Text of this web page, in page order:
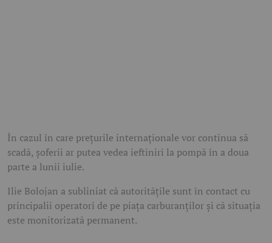
În cazul în care prețurile internaționale vor continua să
scadă, șoferii ar putea vedea ieftiniri la pompă în a doua
parte a lunii iulie.
Ilie Bolojan a subliniat că autoritățile sunt în contact cu
principalii operatori de pe piața carburanților și că situația
este monitorizată permanent.